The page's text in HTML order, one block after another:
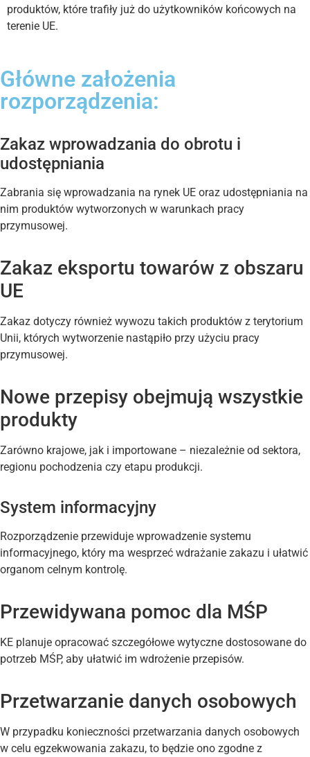
produktów, które trafiły już do użytkowników końcowych na
terenie UE.
Główne założenia
rozporządzenia:
Zakaz wprowadzania do obrotu i
udostępniania
Zabrania się wprowadzania na rynek UE oraz udostępniania na
nim produktów wytworzonych w warunkach pracy
przymusowej.
Zakaz eksportu towarów z obszaru
UE
Zakaz dotyczy również wywozu takich produktów z terytorium
Unii, których wytworzenie nastąpiło przy użyciu pracy
przymusowej.
Nowe przepisy obejmują wszystkie
produkty
Zarówno krajowe, jak i importowane – niezależnie od sektora,
regionu pochodzenia czy etapu produkcji.
System informacyjny
Rozporządzenie przewiduje wprowadzenie systemu
informacyjnego, który ma wesprzeć wdrażanie zakazu i ułatwić
organom celnym kontrolę.
Przewidywana pomoc dla MŚP
KE planuje opracować szczegółowe wytyczne dostosowane do
potrzeb MŚP, aby ułatwić im wdrożenie przepisów.
Przetwarzanie danych osobowych
W przypadku konieczności przetwarzania danych osobowych
w celu egzekwowania zakazu, to będzie ono zgodne z